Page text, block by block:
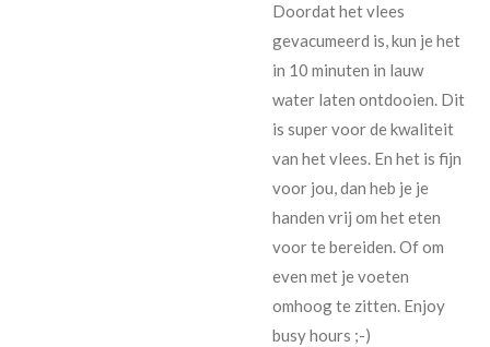
Doordat het vlees
gevacumeerd is, kun je het
in 10 minuten in lauw
water laten ontdooien. Dit
is super voor de kwaliteit
van het vlees. En het is fijn
voor jou, dan heb je je
handen vrij om het eten
voor te bereiden. Of om
even met je voeten
omhoog te zitten. Enjoy
busy hours ;-)